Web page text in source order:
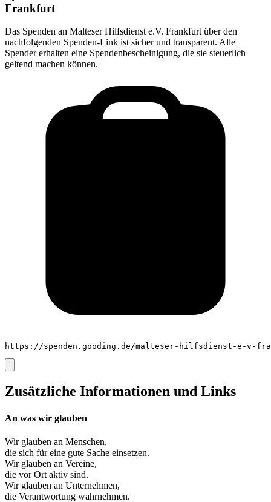
Frankfurt
Das Spenden an Malteser Hilfsdienst e.V. Frankfurt über den
nachfolgenden Spenden-Link ist sicher und transparent. Alle
Spender erhalten eine Spendenbescheinigung, die sie steuerlich
geltend machen können.
https://spenden.gooding.de/malteser-hilfsdienst-e-v-
Zusätzliche Informationen und Links
An was wir glauben
Wir glauben an Menschen,
die sich für eine gute Sache einsetzen.
Wir glauben an Vereine,
die vor Ort aktiv sind.
Wir glauben an Unternehmen,
die Verantwortung wahrnehmen.